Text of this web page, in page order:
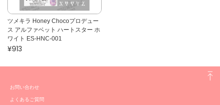
ツメキラ Honey Chocoプロデュー
ス アルファベット ハートスター ホ
ワイト ES-HNC-001
¥913
お問い合わせ
よくあるご質問